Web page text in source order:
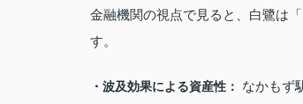
金融機関の視点で見ると、白鷺は
す。
・波及効果による資産性：
なかもず